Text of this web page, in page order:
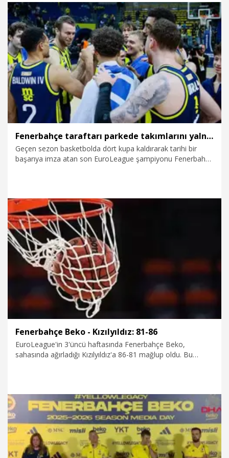
gönderdik ‘Vay be Başkana bak raconu kesti’ dedirtebilirdik”
dedi.
15.10.2025 Spor
Fenerbahçe taraftarı parkede takımlarını yalnız bırakmıyor
Geçen sezon basketbolda dört kupa kaldırarak tarihi bir
başarıya imza atan son EuroLeague şampiyonu Fenerbahçe
14.10.2025 Spor
Fenerbahçe Beko - Kızılyıldız: 81-86
EuroLeague'in 3'üncü haftasında Fenerbahçe Beko,
sahasında ağırladığı Kızılyıldız'a 86-81 mağlup oldu. Bu
10.10.2025 Spor